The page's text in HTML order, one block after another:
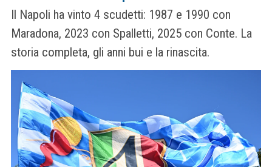
Il Napoli ha vinto 4 scudetti: 1987 e 1990 con
Maradona, 2023 con Spalletti, 2025 con Conte. La
storia completa, gli anni bui e la rinascita.